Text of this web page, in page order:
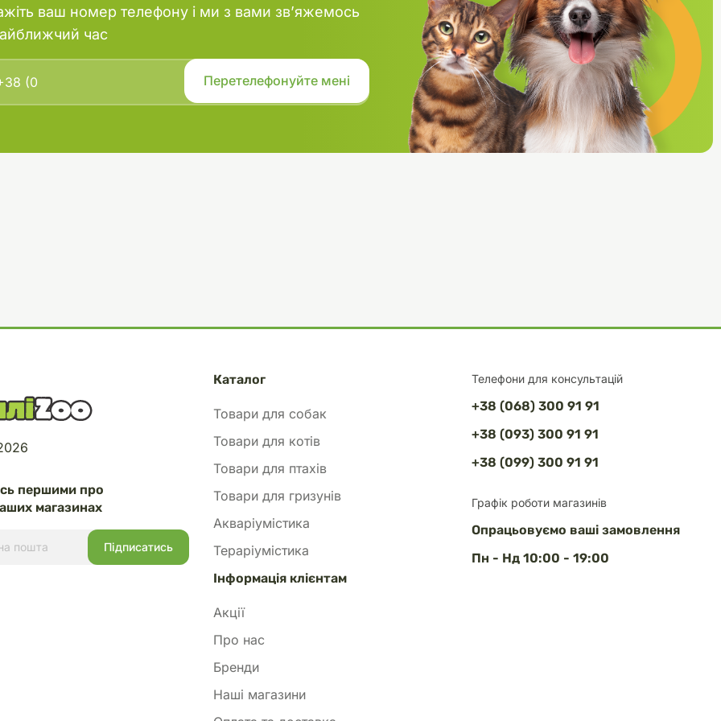
ваш номер телефону і ми з вами зв’яжемось
час
Телефони для консультацій
+38 (068) 300 91 91
+38 (093) 300 91 91
+38 (099) 300 91 91
Графік роботи магазинів
Опрацьовуємо ваші замовлення
Пн - Нд 10:00 - 19:00
першими про
магазинах
Каталог
Товари для собак
Товари для котів
Товари для птахів
Товари для гризунів
Акваріумістика
Тераріумістика
Інформація клієнтам
Акції
Про нас
Бренди
Наші магазини